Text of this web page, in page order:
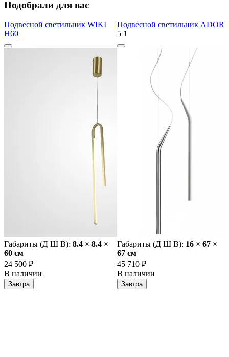
Подобрали для вас
Подвесной светильник WIKI
H60
Габариты (Д Ш В): 8.4 × 8.4 ×
60 cм
24 500 ₽
В наличии
Завтра
Подвесной светильник ADOR
5 1
Габариты (Д Ш В): 16 × 67 ×
67 cм
45 710 ₽
В наличии
Завтра